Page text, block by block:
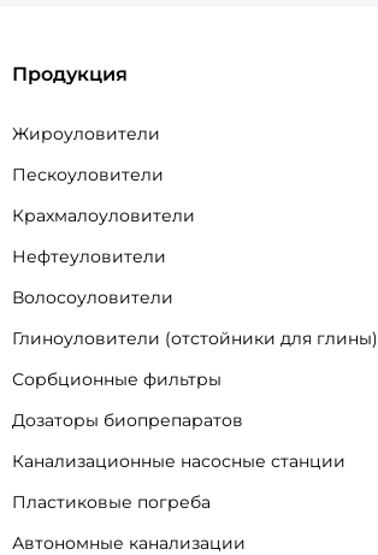
Продукция
Жироуловители
Пескоуловители
Крахмалоуловители
Нефтеуловители
Волосоуловители
Глиноуловители (отстойники для глины)
Сорбционные фильтры
Дозаторы биопрепаратов
Канализационные насосные станции
Пластиковые погреба
Автономные канализации